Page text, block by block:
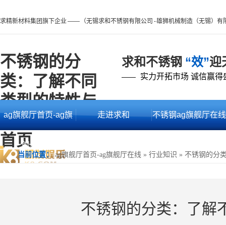
求精新材料集团旗下企业 —— （无锡求和不锈钢有限公司 - 雄狮机械制造（无锡）有
不锈钢的分
类：了解不同
类型的特性与
用途 -ag旗舰厅
首页
求和不锈钢 “效”迎
—— 实力开拓市场 诚信赢得
ag旗舰厅首页-ag旗
舰厅在线
走进求和 不锈钢ag旗舰厅在线
当前位置： ag旗舰厅首页-ag旗舰厅在线 » 行业知识 » 不锈钢的分
不锈钢的分类：了解